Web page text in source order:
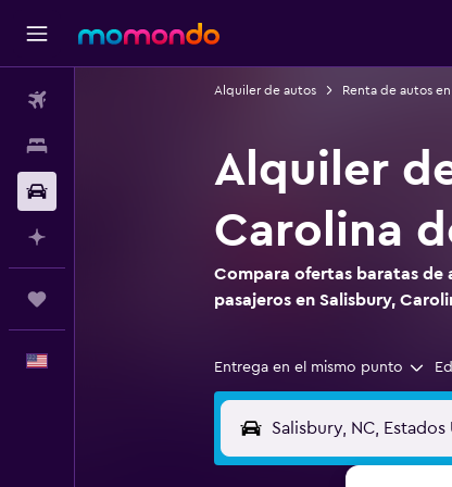
Alquiler de autos Renta de autos
Alquiler
Carolina
Compara ofertas baratas de
pasajeros en Salisbury,
Entrega en el mismo punto